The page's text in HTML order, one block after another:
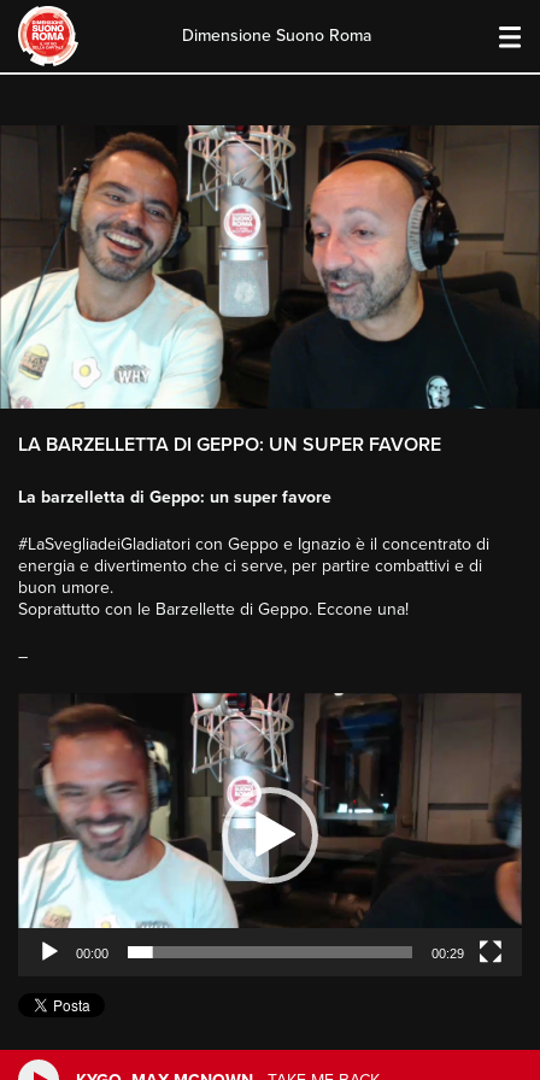
content
Dimensione Suono Roma
LA BARZELLETTA DI GEPPO: UN SUPER FAVORE
La barzelletta di Geppo: un super favore
#LaSvegliadeiGladiatori con Geppo e Ignazio è il concentrato di
energia e divertimento che ci serve, per partire combattivi e di
buon umore.
Soprattutto con le Barzellette di Geppo. Eccone una!
–
Player
00:00 00:29